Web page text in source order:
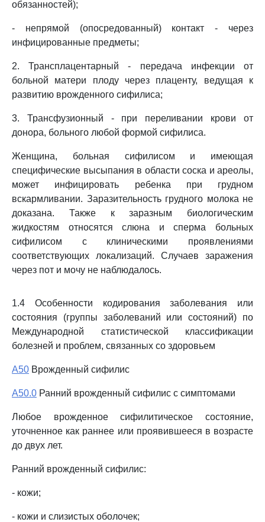
обязанностей);
- непрямой (опосредованный) контакт - через
инфицированные предметы;
2. Трансплацентарный - передача инфекции от
больной матери плоду через плаценту, ведущая к
развитию врожденного сифилиса;
3. Трансфузионный - при переливании крови от
донора, больного любой формой сифилиса.
Женщина, больная сифилисом и имеющая
специфические высыпания в области соска и ареолы,
может инфицировать ребенка при грудном
вскармливании. Заразительность грудного молока не
доказана. Также к заразным биологическим
жидкостям относятся слюна и сперма больных
сифилисом с клиническими проявлениями
соответствующих локализаций. Случаев заражения
через пот и мочу не наблюдалось.
1.4 Особенности кодирования заболевания или
состояния (группы заболеваний или состояний) по
Международной статистической классификации
болезней и проблем, связанных со здоровьем
A50 Врожденный сифилис
A50.0 Ранний врожденный сифилис с симптомами
Любое врожденное сифилитическое состояние,
уточненное как раннее или проявившееся в возрасте
до двух лет.
Ранний врожденный сифилис:
- кожи;
- кожи и слизистых оболочек;